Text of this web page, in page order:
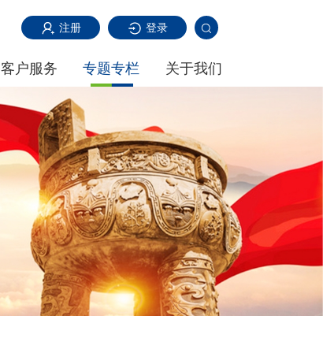
注册 登录
客户服务 专题专栏 关于我们